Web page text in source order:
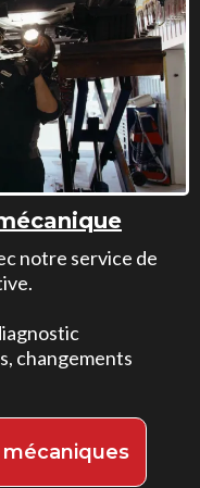
notre service de
changements
mécaniques